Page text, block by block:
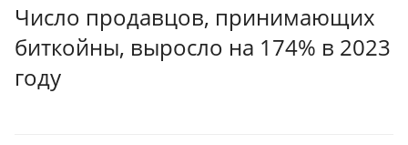
Число продавцов, принимающих
биткойны, выросло на 174% в 2023
году